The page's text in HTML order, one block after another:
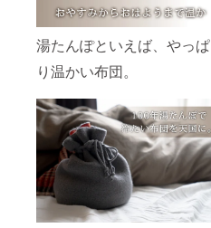
湯たんぽといえば、やっぱ
り温かい布団。